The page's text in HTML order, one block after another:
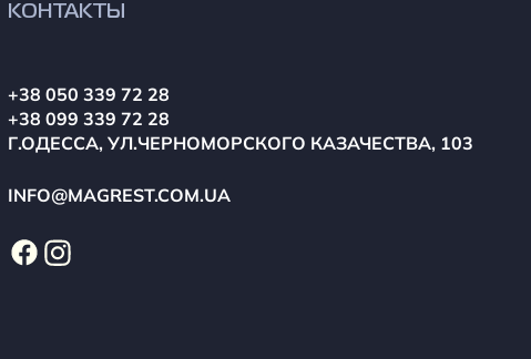
КОНТАКТЫ
+38 050 339 72 28
+38 099 339 72 28
Г.ОДЕССА, УЛ.ЧЕРНОМОРСКОГО КАЗАЧЕСТВА, 103
INFO@MAGREST.COM.UA